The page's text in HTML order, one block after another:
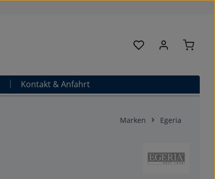
Du hast 0 Produkte
Kontakt & Anfahrt
Marken Egeria